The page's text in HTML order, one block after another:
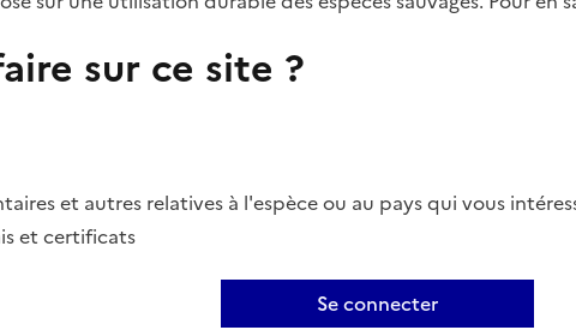
sur ce site ?
et autres relatives à l'espèce ou au pays qui vous
et certificats
Se connecter